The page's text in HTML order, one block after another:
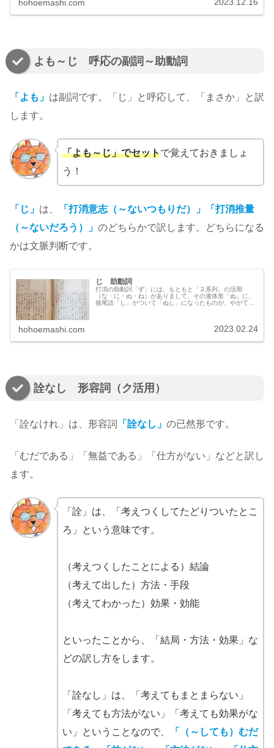
hohoemashi.com
よも～じ 呼応の副詞～助動詞
「よも」 は副詞です。「じ」と呼応して、「まさか」と訳
します。
「よも～じ」でセットで覚えておきましょ
う！
「じ」 は、
「打消意志（～ないつもりだ）」「打消推量
（～ないだろう）」 のどちらかで訳します。どちらになる
かは文脈判断です。
じ 助動詞
打消の助動詞「ず」には、もともと「ヌ系列」の活用
（な・に・ぬ・ね）がありまして、その連体形「ぬ」に、
接尾語「し」がついて「ぬし」になったものが、やがて
hohoemashi.com 2023.02.24
詮なし 形容詞（ク活用）
「詮なけれ」は、形容詞 「詮なし」 の已然形です。
「むだである」「無益である」「仕方がない」などと訳し
ます。
「詮」は、「考えつくしてたどりついたとこ
ろ」という意味です。
（考えつくしたことによる）結論
（考えて出した）方法・手段
（考えてわかった）効果・効能
といったことから、「結局・方法・効果」な
どの訳し方をします。
「詮なし」は、「考えてもまとまらない」
「考えても方法がない」「考えても効果がな
い」ということなので、
「（～しても）むだ